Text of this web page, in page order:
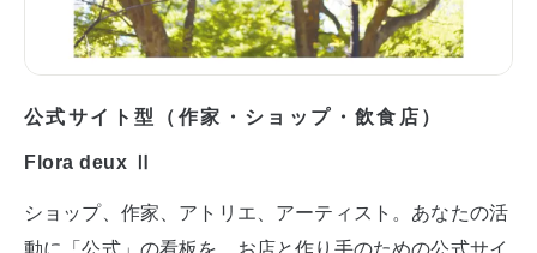
公式サイト型（作家・ショップ・飲食店）
Flora deux Ⅱ
ショップ、作家、アトリエ、アーティスト。あなたの活
動に「公式」の看板を。お店と作り手のための公式サイ